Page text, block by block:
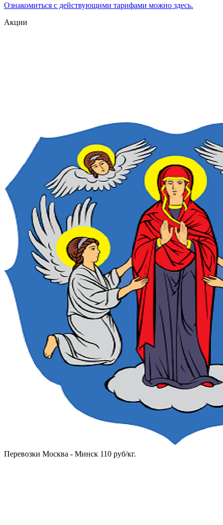
Ознакомиться с действующими тарифами можно здесь.
Акции
Перевозки Москва - Минск 110 руб/кг.